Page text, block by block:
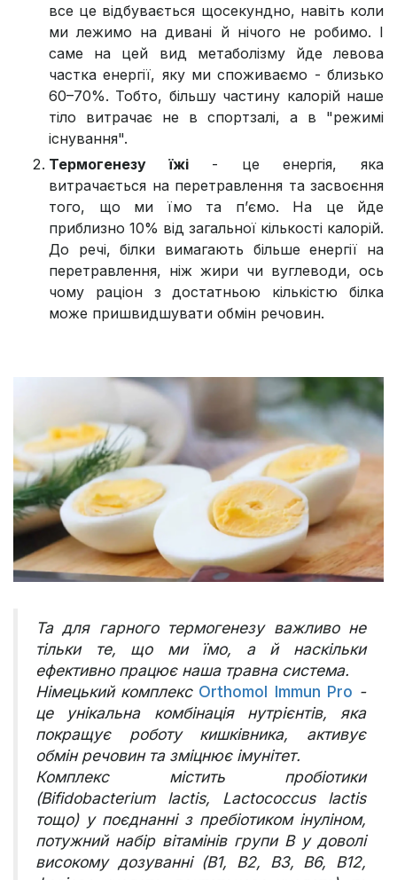
все це відбувається щосекундно, навіть коли
ми лежимо на дивані й нічого не робимо. І
саме на цей вид метаболізму йде левова
частка енергії, яку ми споживаємо - близько
60–70%. Тобто, більшу частину калорій наше
тіло витрачає не в спортзалі, а в "режимі
існування".
Термогенезу їжі- це енергія, яка
витрачається на перетравлення та засвоєння
того, що ми їмо та п’ємо. На це йде
приблизно 10% від загальної кількості калорій.
До речі, білки вимагають більше енергії на
перетравлення, ніж жири чи вуглеводи, ось
чому раціон з достатньою кількістю білка
може пришвидшувати обмін речовин.
Та для гарного термогенезу важливо не
тільки те, що ми їмо, а й наскільки
ефективно працює наша травна система.
Німецький комплекс Orthomol Immun Pro -
це унікальна комбінація нутрієнтів, яка
покращує роботу кишківника, активує
обмін речовин та зміцнює імунітет.
Комплекс містить пробіотики
(Bifidobacterium lactis, Lactococcus lactis
тощо) у поєднанні з пребіотиком інуліном,
потужний набір вітамінів групи B у доволі
високому дозуванні (B1, B2, B3, B6, B12,